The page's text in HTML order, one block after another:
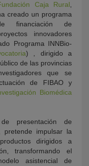
Caja Rural
creado un programa
financiación de
innovadores
Programa INNBio-
) , dirigido a
de las provincias
que se
de FIBAO y
Biomédica
presentación de
impulsar la
dirigidos a
transformando el
asistencial de